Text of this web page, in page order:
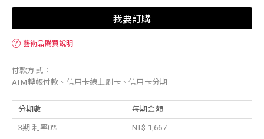
我要訂購
？ 藝術品購買說明
付款方式：
ATM轉帳付款、信用卡線上刷卡、信用卡分期
分期數 每期金額
3期 利率0%
NT$ 1,667